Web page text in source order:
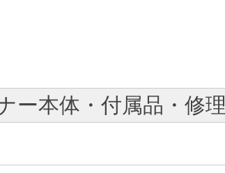
ー本体・付属品・修理